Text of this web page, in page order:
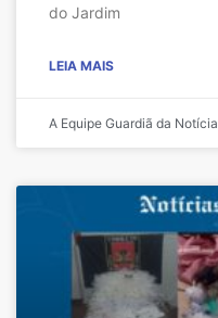
do Jardim
LEIA MAIS
A Equipe Guardiã da Notícia